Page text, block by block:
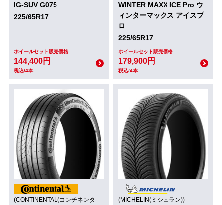
IG-SUV G075
225/65R17
ホイールセット販売価格
144,400円
税込/4本
WINTER MAXX ICE Pro ウ
ィンターマックス アイスプ
ロ
225/65R17
ホイールセット販売価格
179,900円
税込/4本
(CONTINENTAL(コンチネンタ
(MICHELIN(ミシュラン))